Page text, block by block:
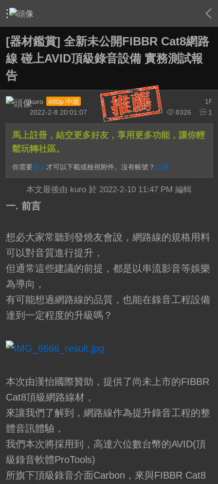
› 家庭劇院 › 家庭劇院相關討論大廳 › 內容
[器材鑑賞] 全新未公開FIBBR Cat8網路
線 碰上AVID頂級錄音設備 實務測試報
告
1 F
kuro
480p 中級
8326
1
2022-2-8 20:01:07
馬上註冊，結交更多好友，享用更多功能，讓你輕
鬆玩轉社區。
你需要登入 才可以下載或檢視附件。沒有帳號？ 註冊
本文最後由 kuro 於 2022-2-10 11:47 PM 編輯
一. 前言
想必大家常聽到發燒友會說，網路線的規格用料
可以對音質進行提升，
但通常這些建議的前提，都是以串流影音等娛樂
為導向，
有可能想過網路線的品質，也能在錄音工程設備
達到一定程度的升級嗎？
本次由漢怡國際贊助，提供了尚未上市的FIBBR
Cat8頂級網路線材，
來讓我們了解到，網路線作為提升錄音工程的整
體音訊體驗，
我們本次將採用到，高達六位數台幣的AVID(頂
級錄音軟體ProTools)
所旗下頂級錄音介面Carbon，來與FIBBR Cat8